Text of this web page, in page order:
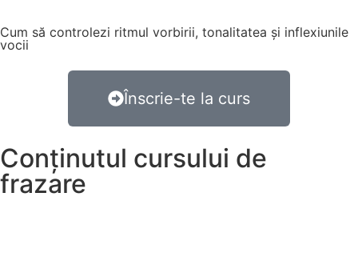
Cum să controlezi ritmul vorbirii, tonalitatea și inflexiunile
vocii
Înscrie-te la curs
Conținutul cursului de
frazare